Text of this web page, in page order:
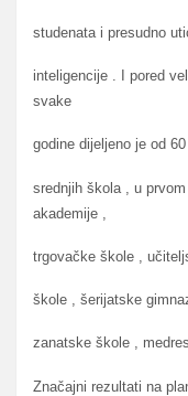
studenata i presudno
inteligencije . I pored
svake
godine dijeljeno je od
srednjih škola , u
akademije ,
trgovačke škole ,
škole , šerijatske
zanatske škole ,
Značajni rezultati na